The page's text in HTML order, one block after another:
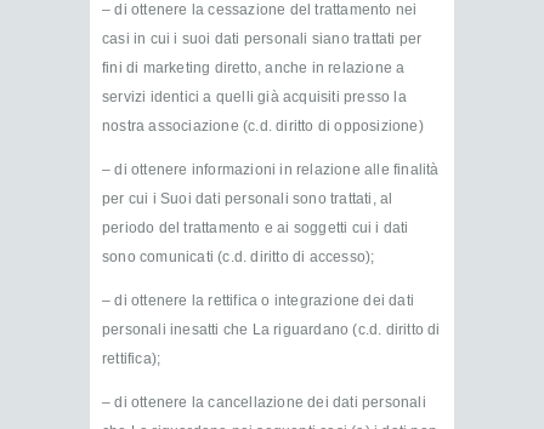
– di ottenere la cessazione del trattamento nei
casi in cui i suoi dati personali siano trattati per
fini di marketing diretto, anche in relazione a
servizi identici a quelli già acquisiti presso la
nostra associazione (c.d. diritto di opposizione)
– di ottenere informazioni in relazione alle finalità
per cui i Suoi dati personali sono trattati, al
periodo del trattamento e ai soggetti cui i dati
sono comunicati (c.d. diritto di accesso);
– di ottenere la rettifica o integrazione dei dati
personali inesatti che La riguardano (c.d. diritto di
rettifica);
– di ottenere la cancellazione dei dati personali